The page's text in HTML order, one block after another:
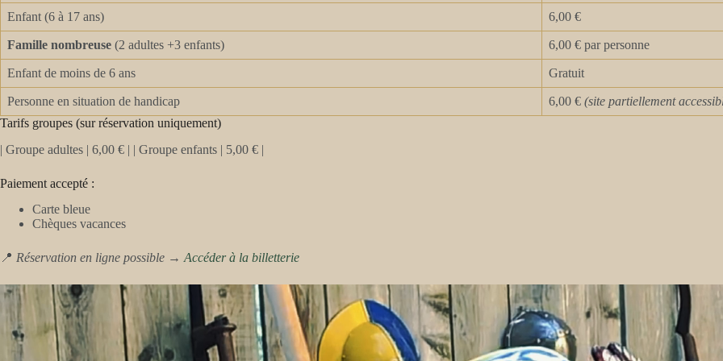
Enfant (6 à 17 ans) 6,00 €
Famille nombreuse (2 adultes +3 enfants) 6,00 € par personne
Enfant de moins de 6 ans Gratuit
Personne en situation de handicap 6,00 € (site partiellement
Tarifs groupes (sur réservation uniquement)
| Groupe adultes | 6,00 € | | Groupe enfants | 5,00 € |
Paiement accepté :
Carte bleue
Chèques vacances
📍 Réservation en ligne possible → Accéder à la billetterie